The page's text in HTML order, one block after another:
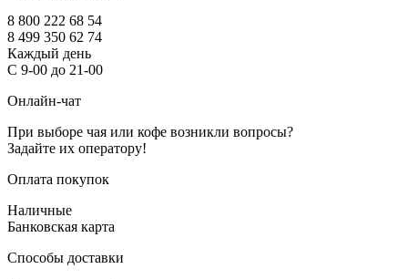
8 800 222 68 54
8 499 350 62 74
Каждый день
С 9-00 до 21-00
Онлайн-чат
При выборе чая или кофе возникли вопросы?
Задайте их оператору!
Оплата покупок
Наличные
Банковская карта
Способы доставки